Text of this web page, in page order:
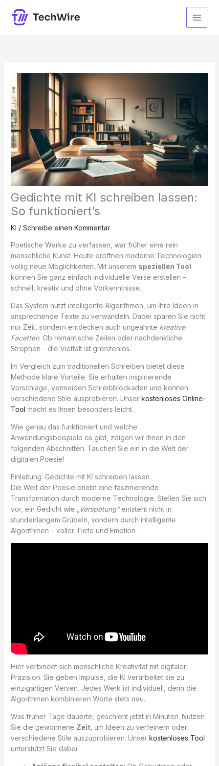
Inhalt
springen
Gedichte mit KI schreiben lassen:
So funktioniert’s
KI / Schreibe einen Kommentar
Poetische Werke zu verfassen, war früher eine rein
menschliche Kunst. Heute eröffnen moderne Technologien
völlig neue Möglichkeiten. Mit unserem speziellen Tool
können Sie ganz einfach individuelle Verse erstellen –
schnell, kreativ und ohne Vorkenntnisse.
Das System nutzt intelligente Algorithmen, um Ihre Ideen in
ansprechende Texte zu verwandeln. Dabei sparen Sie nicht
nur Zeit, sondern entdecken auch ungeahnte kreative
Facetten. Ob romantische Zeilen oder nachdenkliche
Strophen – die Vielfalt ist grenzenlos.
Im Vergleich zum traditionellen Schreiben bietet diese
Methode klare Vorteile. Sie erhalten inspirierende
Vorschläge, vermeiden Schreibblockaden und können
verschiedene Stile ausprobieren. Unser kostenloses Online-
Tool macht es Ihnen besonders leicht.
Wie genau das funktioniert und welche
Anwendungsbeispiele es gibt, zeigen wir Ihnen in den
folgenden Abschnitten. Tauchen Sie ein in die Welt der
digitalen Poesie!
Einleitung: Gedichte mit KI schreiben lassen
Die Welt der Poesie erlebt eine faszinierende
Transformation durch moderne Technologie. Stellen Sie sich
vor, ein Gedicht wie „Verspätung“entsteht nicht in
stundenlangem Grübeln, sondern durch intelligente
Algorithmen – voller Tiefe und Emotion.
Hier verbindet sich menschliche Kreativität mit digitaler
Präzision. Sie geben Impulse, die KI verarbeitet sie zu
einzigartigen Versen. Jedes Werk ist individuell, denn die
Algorithmen kombinieren Worte stets neu.
Was früher Tage dauerte, geschieht jetzt in Minuten. Nutzen
Sie die gewonnene Zeit, um Ideen zu verfeinern oder
verschiedene Stile auszuprobieren. Unser kostenloses Tool
unterstützt Sie dabei.